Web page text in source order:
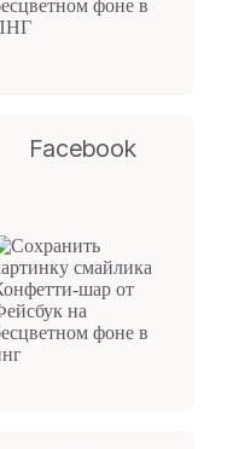
Facebook